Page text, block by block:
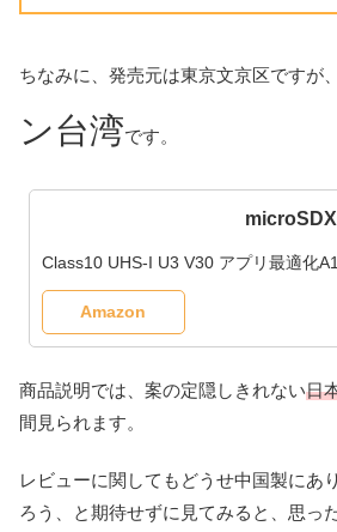
ちなみに、発売元は東京文京区ですが、
ン台湾です。
Class10 UHS-I U3 V30 アプリ最適化
Amazon
商品説明では、案の定隠しきれない日
間見られます。
レビューに関してもどうせ中国製にあ
ろう、と期待せずに見てみると、思っ